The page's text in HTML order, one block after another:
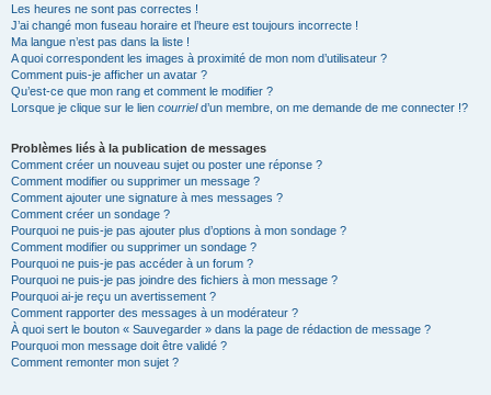
Les heures ne sont pas correctes !
J’ai changé mon fuseau horaire et l’heure est toujours incorrecte !
Ma langue n’est pas dans la liste !
A quoi correspondent les images à proximité de mon nom d’utilisateur ?
Comment puis-je afficher un avatar ?
Qu’est-ce que mon rang et comment le modifier ?
Lorsque je clique sur le lien courrield’un membre, on me demande de me connecter !?
Problèmes liés à la publication de messages
Comment créer un nouveau sujet ou poster une réponse ?
Comment modifier ou supprimer un message ?
Comment ajouter une signature à mes messages ?
Comment créer un sondage ?
Pourquoi ne puis-je pas ajouter plus d’options à mon sondage ?
Comment modifier ou supprimer un sondage ?
Pourquoi ne puis-je pas accéder à un forum ?
Pourquoi ne puis-je pas joindre des fichiers à mon message ?
Pourquoi ai-je reçu un avertissement ?
Comment rapporter des messages à un modérateur ?
À quoi sert le bouton « Sauvegarder » dans la page de rédaction de message ?
Pourquoi mon message doit être validé ?
Comment remonter mon sujet ?